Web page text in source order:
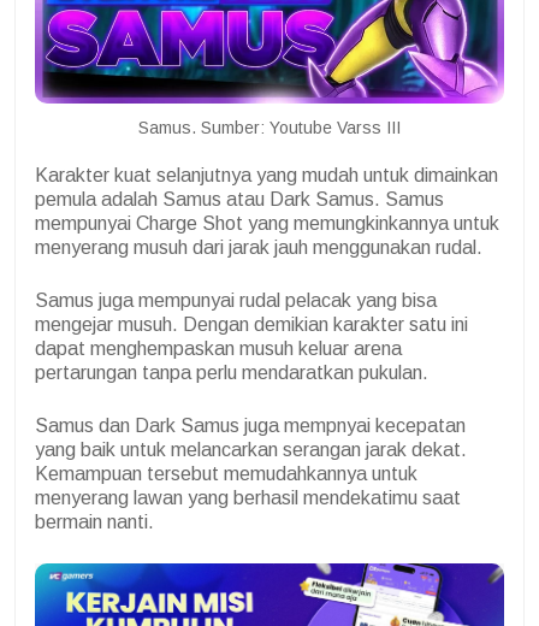
Samus. Sumber: Youtube Varss III
Karakter kuat selanjutnya yang mudah untuk dimainkan
pemula adalah Samus atau Dark Samus. Samus
mempunyai Charge Shot yang memungkinkannya untuk
menyerang musuh dari jarak jauh menggunakan rudal.
Samus juga mempunyai rudal pelacak yang bisa
mengejar musuh. Dengan demikian karakter satu ini
dapat menghempaskan musuh keluar arena
pertarungan tanpa perlu mendaratkan pukulan.
Samus dan Dark Samus juga mempnyai kecepatan
yang baik untuk melancarkan serangan jarak dekat.
Kemampuan tersebut memudahkannya untuk
menyerang lawan yang berhasil mendekatimu saat
bermain nanti.